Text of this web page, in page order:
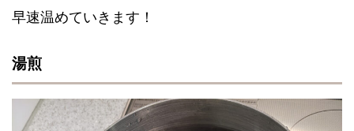
早速温めていきます！
湯煎